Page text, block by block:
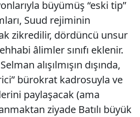
büyümüş “eski tip”
Suud rejiminin
zikredilir, dördüncü unsur
âlimler sınıfı eklenir.
alışılmışın dışında,
bürokrat kadrosuyla ve
paylaşacak (ama
ziyade Batılı büyük